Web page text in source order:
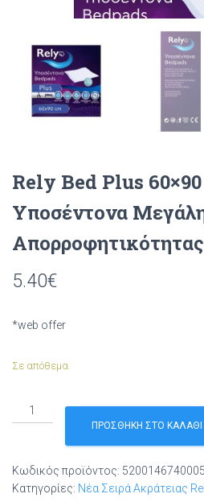
Rely Bed Plus
Υποσέντονα
Απορροφητικότητας
5.40€
*web offer
Σε απόθεμα
Rely
Bed
15τεμ
Υποσέντονα
ΠΡΟΣΘΉΚΗ ΣΤΟ ΚΑΛΆΘΙ
Κωδικός προϊόντος: 5200146740005
Κατηγορίες: Νέα Σειρά Ακράτειας